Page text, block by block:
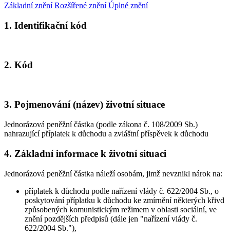
Základní znění Rozšířené znění Úplné znění
1. Identifikační kód
2. Kód
3. Pojmenování (název) životní situace
Jednorázová peněžní částka (podle zákona č. 108/2009 Sb.)
nahrazující příplatek k důchodu a zvláštní příspěvek k důchodu
4. Základní informace k životní situaci
Jednorázová peněžní částka náleží osobám, jimž nevznikl nárok na:
příplatek k důchodu podle nařízení vlády č. 622/2004 Sb., o
poskytování příplatku k důchodu ke zmírnění některých křivd
způsobených komunistickým režimem v oblasti sociální, ve
znění pozdějších předpisů (dále jen "nařízení vlády č.
622/2004 Sb."),